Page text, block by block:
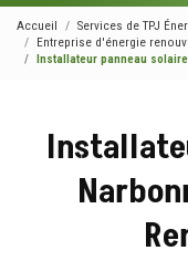
Accueil
Services de TPJ
Entreprise d'énergie
Installateur panneau